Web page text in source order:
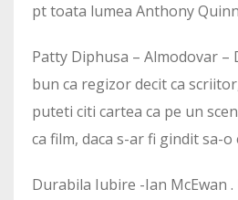
pt toata lumea Anthony
Patty Diphusa – Almodovar –
bun ca regizor decit ca
puteti citi cartea ca pe un
ca film, daca s-ar fi gindit sa-o
Durabila Iubire -Ian McEwan